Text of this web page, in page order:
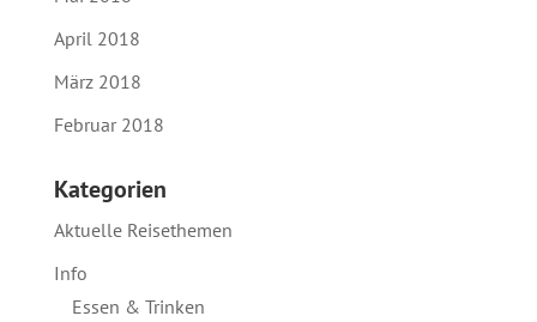
April 2018
März 2018
Februar 2018
Kategorien
Aktuelle Reisethemen
Info
Essen & Trinken